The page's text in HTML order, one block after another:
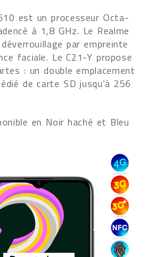
est un processeur Octa-
à 1,8 GHz. Le Realme
par empreinte
faciale. Le C21-Y propose
: un double emplacement
de carte SD jusqu'à 256
en Noir haché et Bleu